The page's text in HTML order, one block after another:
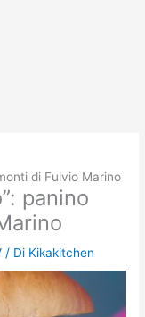
di Fulvio Marino
panino
/ Di Kikakitchen